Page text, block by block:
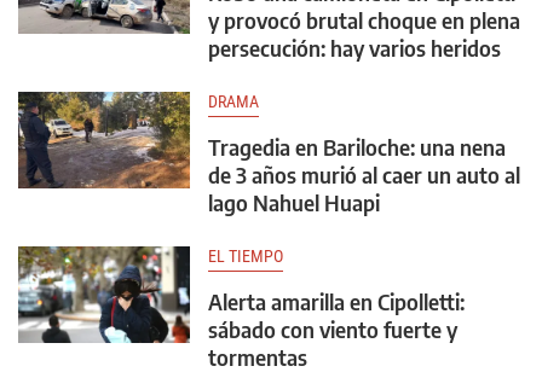
y provocó brutal choque en plena
persecución: hay varios heridos
DRAMA
Tragedia en Bariloche: una nena
de 3 años murió al caer un auto al
lago Nahuel Huapi
EL TIEMPO
Alerta amarilla en Cipolletti:
sábado con viento fuerte y
tormentas